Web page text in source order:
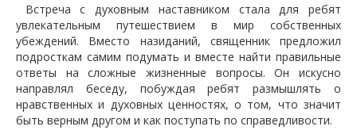
Встреча с духовным наставником стала для ребят
увлекательным путешествием в мир собственных
убеждений. Вместо назиданий, священник предложил
подросткам самим подумать и вместе найти правильные
ответы на сложные жизненные вопросы. Он искусно
направлял беседу, побуждая ребят размышлять о
нравственных и духовных ценностях, о том, что значит
быть верным другом и как поступать по справедливости.